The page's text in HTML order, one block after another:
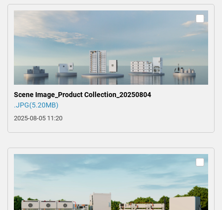
0
Scene Image_Product Collection_20250804
.JPG(5.20MB)
2025-08-05 11:20